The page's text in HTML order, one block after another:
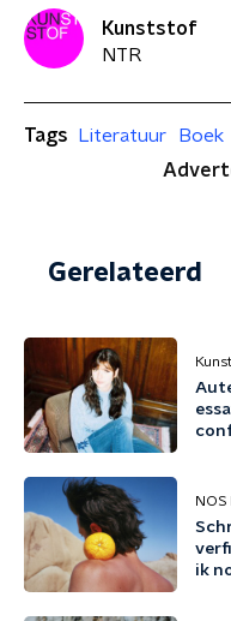
Kunststof
NTR
Tags Literatuur
Boek
Gerelateerd
NOS
ik